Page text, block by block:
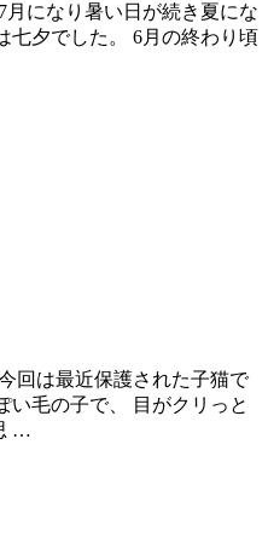
になり暑い日が続き夏にな
七夕でした。 6月の終わり頃
回は最近保護された子猫で
い毛の子で、 目がクリっと
…